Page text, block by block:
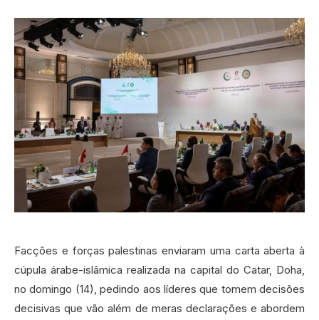
Facções e forças palestinas enviaram uma carta aberta à
cúpula árabe-islâmica realizada na capital do Catar, Doha,
no domingo (14), pedindo aos líderes que tomem decisões
decisivas que vão além de meras declarações e abordem